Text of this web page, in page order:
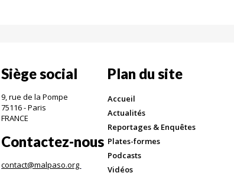
Siège social
9, rue de la Pompe
75116 - Paris
FRANCE
Contactez-nous
contact@malpaso.org
Plan du site
Accueil
Actualités
Reportages & Enquêtes
Plates-formes
Podcasts
Vidéos